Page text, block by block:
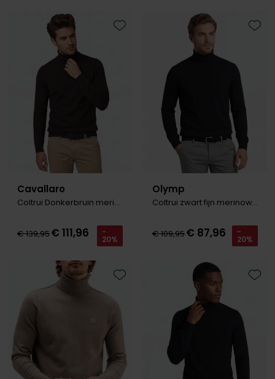
Cavallaro
Coltrui Donkerbruin merinowol
€ 139,95€ 111,96 -
20%
Toevoegen aan favorieten
Olymp
Coltrui zwart fijn merinowol
€ 109,95€ 87,96 -
20%
Toevoegen aan favorieten